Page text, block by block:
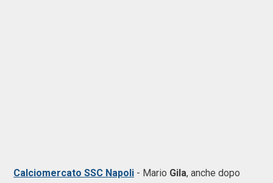
Calciomercato SSC Napoli - Mario Gila, anche dopo